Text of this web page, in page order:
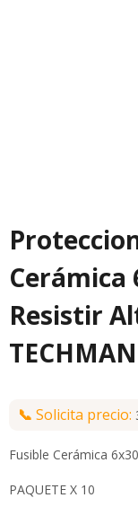
Cerámica
Resistir
📞 Solicita precio:
Fusible Cerámica
PAQUETE X 10